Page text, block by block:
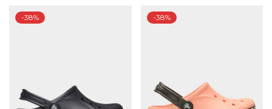
224 грн..
999 грн..
-38% -38%